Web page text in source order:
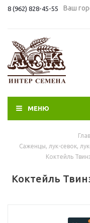
8 (962) 828-45-55 Ваш
МЕНЮ
Саженцы, лук-севок,
Коктейль
Коктейль